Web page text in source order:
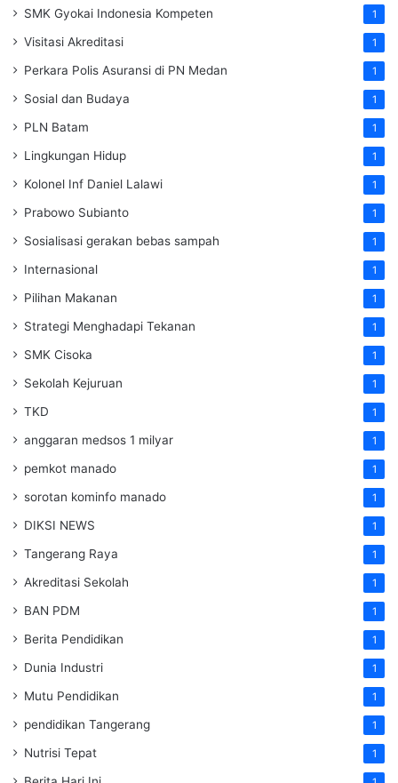
SMK Gyokai Indonesia Kompeten 1
Visitasi Akreditasi 1
Perkara Polis Asuransi di PN Medan 1
Sosial dan Budaya 1
PLN Batam 1
Lingkungan Hidup 1
Kolonel Inf Daniel Lalawi 1
Prabowo Subianto 1
Sosialisasi gerakan bebas sampah 1
Internasional 1
Pilihan Makanan 1
Strategi Menghadapi Tekanan 1
SMK Cisoka 1
Sekolah Kejuruan 1
TKD 1
anggaran medsos 1 milyar 1
pemkot manado 1
sorotan kominfo manado 1
DIKSI NEWS 1
Tangerang Raya 1
Akreditasi Sekolah 1
BAN PDM 1
Berita Pendidikan 1
Dunia Industri 1
Mutu Pendidikan 1
pendidikan Tangerang 1
Nutrisi Tepat 1